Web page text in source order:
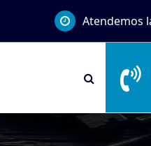
Atendemos